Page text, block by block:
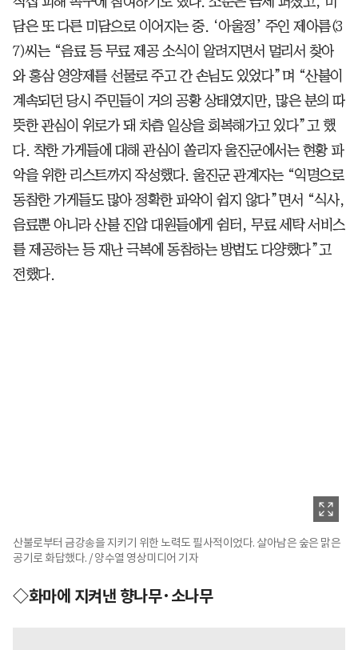
담은 또 다른 미담으로 이어지는 중. ‘아울정’ 주인 제아름(3
7)씨는 “음료 등 무료 제공 소식이 알려지면서 멀리서 찾아
와 홍삼 영양제를 선물로 주고 간 손님도 있었다”며 “산불이
계속되던 당시 주민들이 거의 공황 상태였지만, 많은 분의 따
뜻한 관심이 위로가 돼 차츰 일상을 회복해가고 있다”고 했
다. 착한 가게들에 대해 관심이 쏠리자 울진군에서는 현황 파
악을 위한 리스트까지 작성했다. 울진군 관계자는 “익명으로
동참한 가게들도 많아 정확한 파악이 쉽지 않다”면서 “식사,
음료뿐 아니라 산불 진압 대원들에게 쉼터, 무료 세탁 서비스
를 제공하는 등 재난 극복에 동참하는 방법도 다양했다”고
전했다.
산불로부터 금강송을 지키기 위한 노력도 필사적이었다. 살아남은 숲은 맑은
공기로 화답했다. / 양수열 영상미디어 기자
◇화마에 지켜낸 향나무·소나무